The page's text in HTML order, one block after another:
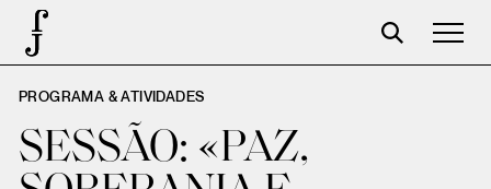
José Saramago
Programação
PROGRAMA & ATIVIDADES
SESSÃO: «PAZ,